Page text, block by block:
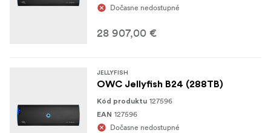
Dočasne nedostupné
28 907,00 €
JELLYFISH
OWC Jellyfish B24 (288TB)
Kód produktu 127596
EAN 127596
Dočasne nedostupné